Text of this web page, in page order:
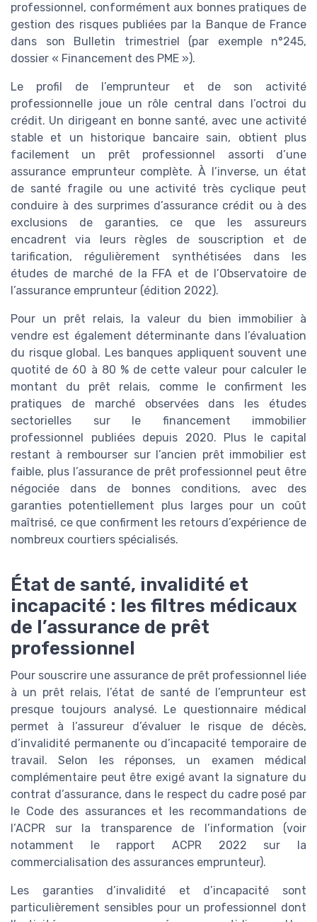
professionnel, conformément aux bonnes pratiques de
gestion des risques publiées par la Banque de France
dans son Bulletin trimestriel (par exemple n°245,
dossier « Financement des PME »).
Le profil de l’emprunteur et de son activité
professionnelle joue un rôle central dans l’octroi du
crédit. Un dirigeant en bonne santé, avec une activité
stable et un historique bancaire sain, obtient plus
facilement un prêt professionnel assorti d’une
assurance emprunteur complète. À l’inverse, un état
de santé fragile ou une activité très cyclique peut
conduire à des surprimes d’assurance crédit ou à des
exclusions de garanties, ce que les assureurs
encadrent via leurs règles de souscription et de
tarification, régulièrement synthétisées dans les
études de marché de la FFA et de l’Observatoire de
l’assurance emprunteur (édition 2022).
Pour un prêt relais, la valeur du bien immobilier à
vendre est également déterminante dans l’évaluation
du risque global. Les banques appliquent souvent une
quotité de 60 à 80 % de cette valeur pour calculer le
montant du prêt relais, comme le confirment les
pratiques de marché observées dans les études
sectorielles sur le financement immobilier
professionnel publiées depuis 2020. Plus le capital
restant à rembourser sur l’ancien prêt immobilier est
faible, plus l’assurance de prêt professionnel peut être
négociée dans de bonnes conditions, avec des
garanties potentiellement plus larges pour un coût
maîtrisé, ce que confirment les retours d’expérience de
nombreux courtiers spécialisés.
État de santé, invalidité et
incapacité : les filtres médicaux
de l’assurance de prêt
professionnel
Pour souscrire une assurance de prêt professionnel liée
à un prêt relais, l’état de santé de l’emprunteur est
presque toujours analysé. Le questionnaire médical
permet à l’assureur d’évaluer le risque de décès,
d’invalidité permanente ou d’incapacité temporaire de
travail. Selon les réponses, un examen médical
complémentaire peut être exigé avant la signature du
contrat d’assurance, dans le respect du cadre posé par
le Code des assurances et les recommandations de
l’ACPR sur la transparence de l’information (voir
notamment le rapport ACPR 2022 sur la
commercialisation des assurances emprunteur).
Les garanties d’invalidité et d’incapacité sont
particulièrement sensibles pour un professionnel dont